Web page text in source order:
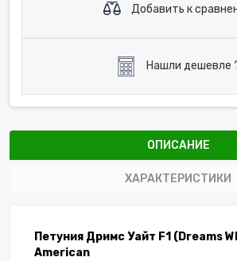
Добавить к
Нашли дешевле
ОПИСАНИЕ
ХАРАКТЕРИСТИКИ
Петуния Дримс Уайт F1 (Dreams
American